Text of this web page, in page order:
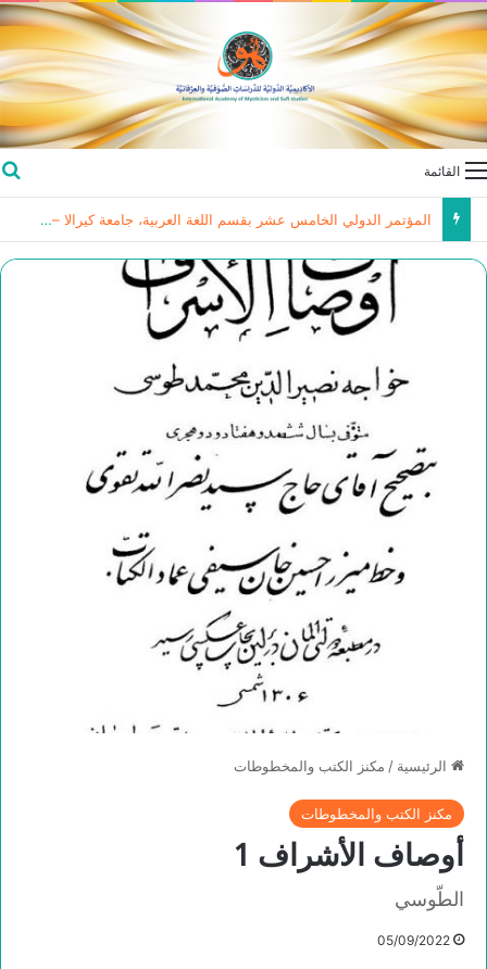
القائمة
المؤتمر الدولي الخامس عشر بقسم اللغة العربية، جامعة كيرالا – الهند
الرئيسية / مكنز الكتب والمخطوطات
مكنز الكتب والمخطوطات
أوصاف الأشراف 1
الطّوسي
05/09/2022